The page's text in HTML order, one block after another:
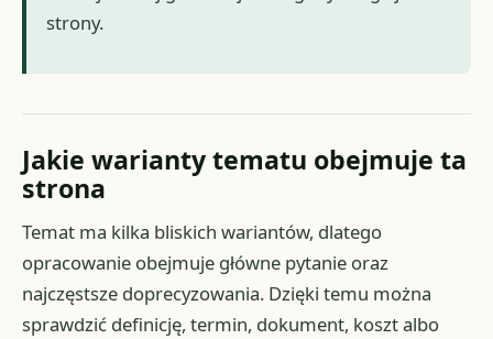
strony.
Jakie warianty tematu obejmuje ta
strona
Temat ma kilka bliskich wariantów, dlatego
opracowanie obejmuje główne pytanie oraz
najczęstsze doprecyzowania. Dzięki temu można
sprawdzić definicję, termin, dokument, koszt albo